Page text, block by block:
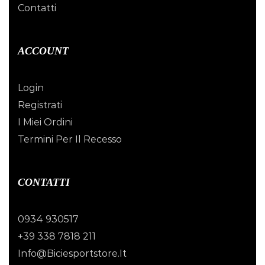
Contatti
ACCOUNT
Login
Registrati
I Miei Ordini
Termini Per Il Recesso
CONTATTI
0934 930517
+39 338 7818 211
Info@biciesportstore.it